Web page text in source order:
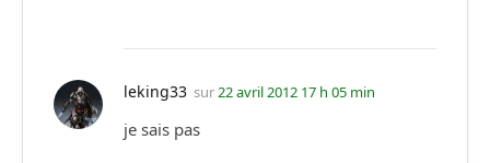
leking33 sur22 avril 2012 17 h 05 min
je sais pas